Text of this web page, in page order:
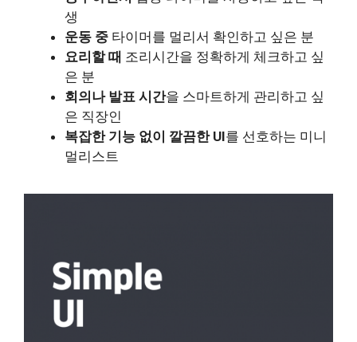
생
운동 중 타이머를 멀리서 확인하고 싶은 분
요리할 때 조리시간을 정확하게 체크하고 싶
은 분
회의나 발표 시간을 스마트하게 관리하고 싶
은 직장인
복잡한 기능 없이 깔끔한 UI를 선호하는 미니
멀리스트